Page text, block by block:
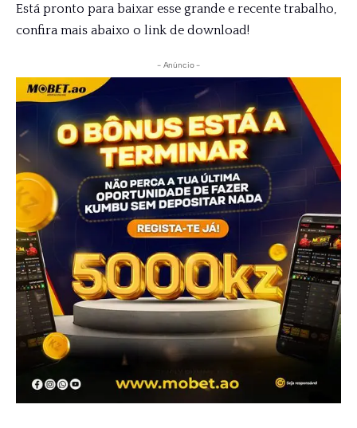
Está pronto para baixar esse grande e recente trabalho,
confira mais abaixo o link de download!
- Anúncio -